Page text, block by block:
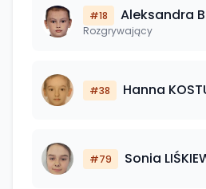
#18 Aleksandra
Rozgrywający
#38 Hanna
#79 Sonia